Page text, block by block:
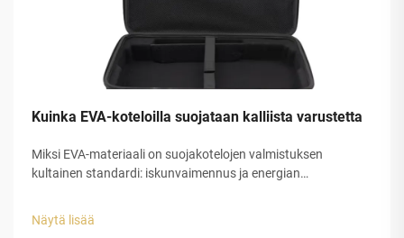
Kuinka EVA-koteloilla suojataan kalliista varustetta
Miksi EVA-materiaali on suojakotelojen valmistuksen
kultainen standardi: iskunvaimennus ja energian
sen erityisen suljetun...
Näytä lisää